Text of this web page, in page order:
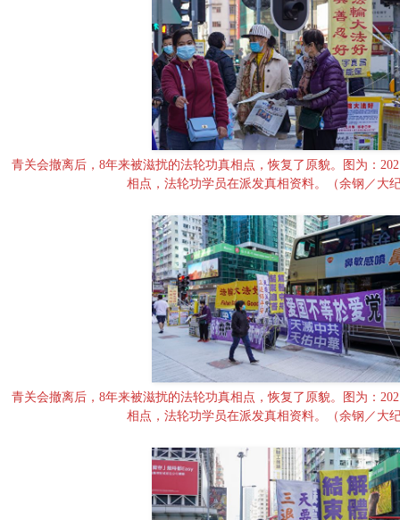
青关会撤离后，8年来被滋扰的法轮功真相点，恢复了原貌。图为：
相点，法轮功学员在派发真相资料。（余钢／大
青关会撤离后，8年来被滋扰的法轮功真相点，恢复了原貌。图为：
相点，法轮功学员在派发真相资料。（余钢／大